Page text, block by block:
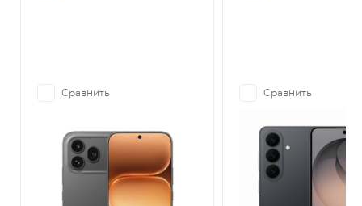
Сравнить Сравнить